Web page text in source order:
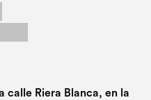
calle Riera Blanca, en la